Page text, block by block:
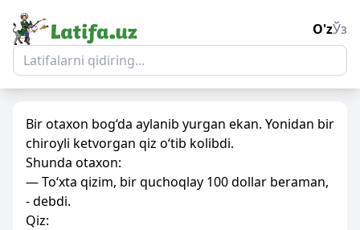
O'zЎз
Bir otaxon bog‘da aylanib yurgan ekan. Yonidan bir
chiroyli ketvorgan qiz o‘tib kolibdi.
Shunda otaxon:
— To‘xta qizim, bir quchoqlay 100 dollar beraman,
- debdi.
Qiz: